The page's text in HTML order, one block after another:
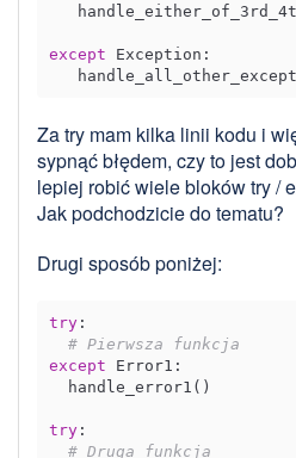
except Exception:
Za try mam kilka linii kodu i
sypnąć błędem, czy to jest
lepiej robić wiele bloków try /
Jak podchodzicie do tematu?
Drugi sposób poniżej:
try:
# Pierwsza funkcja
except Error1:
try:
# Druga funkcja